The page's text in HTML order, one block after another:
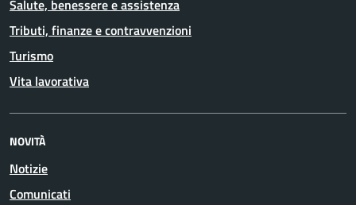
Salute, benessere e assistenza
Tributi, finanze e contravvenzioni
Turismo
Vita lavorativa
NOVITÀ
Notizie
Comunicati